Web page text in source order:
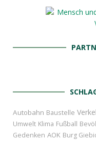
Autobahn Baustelle
Umwelt Klima Fußball
Gedenken AOK Burg